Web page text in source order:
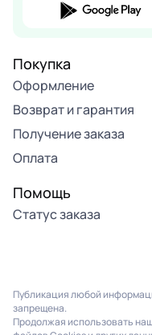
Покупка
Оформление
Возврат и гарантия
Получение заказа
Оплата
Помощь
Статус заказа
Публикация любой
запрещена.
Продолжая использовать